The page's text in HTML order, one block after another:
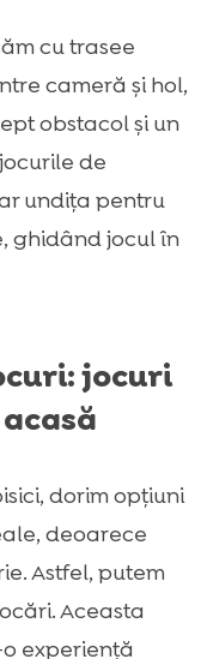
cu trasee
cameră și hol,
obstacol și un
de
undița pentru
ghidând jocul în
jocuri
dorim opțiuni
deoarece
Astfel, putem
Aceasta
experiență